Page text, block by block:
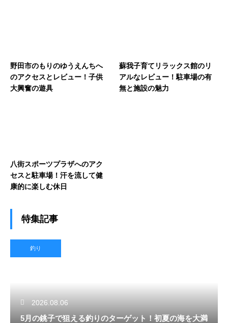
野田市のもりのゆうえんちへ
のアクセスとレビュー！子供
大興奮の遊具
蘇我子育てリラックス館のリ
アルなレビュー！駐車場の有
無と施設の魅力
八街スポーツプラザへのアク
セスと駐車場！汗を流して健
康的に楽しむ休日
特集記事
釣り
2026.08.06
5月の銚子で狙える釣りのターゲット！初夏の海を大満